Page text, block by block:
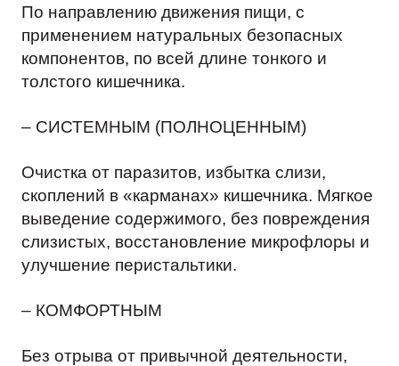
По направлению движения пищи, с
применением натуральных безопасных
компонентов, по всей длине тонкого и
толстого кишечника.
– СИСТЕМНЫМ (ПОЛНОЦЕННЫМ)
Очистка от паразитов, избытка слизи,
скоплений в «карманах» кишечника. Мягкое
выведение содержимого, без повреждения
слизистых, восстановление микрофлоры и
улучшение перистальтики.
– КОМФОРТНЫМ
Без отрыва от привычной деятельности,